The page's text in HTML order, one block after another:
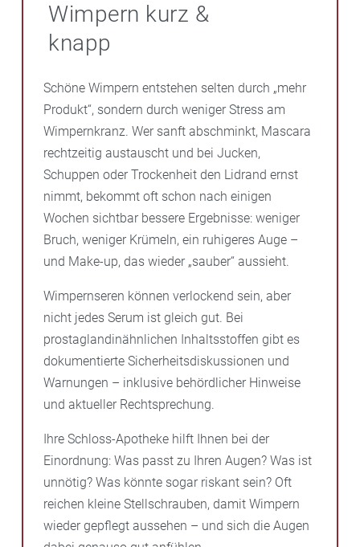
Wimpern kurz &
knapp
Schöne Wimpern entstehen selten durch „mehr
Produkt“, sondern durch weniger Stress am
Wimpernkranz. Wer sanft abschminkt, Mascara
rechtzeitig austauscht und bei Jucken,
Schuppen oder Trockenheit den Lidrand ernst
nimmt, bekommt oft schon nach einigen
Wochen sichtbar bessere Ergebnisse: weniger
Bruch, weniger Krümeln, ein ruhigeres Auge –
und Make-up, das wieder „sauber“ aussieht.
Wimpernseren können verlockend sein, aber
nicht jedes Serum ist gleich gut. Bei
prostaglandinähnlichen Inhaltsstoffen gibt es
dokumentierte Sicherheitsdiskussionen und
Warnungen – inklusive behördlicher Hinweise
und aktueller Rechtsprechung.
Ihre Schloss-Apotheke hilft Ihnen bei der
Einordnung: Was passt zu Ihren Augen? Was ist
unnötig? Was könnte sogar riskant sein? Oft
reichen kleine Stellschrauben, damit Wimpern
wieder gepflegt aussehen – und sich die Augen